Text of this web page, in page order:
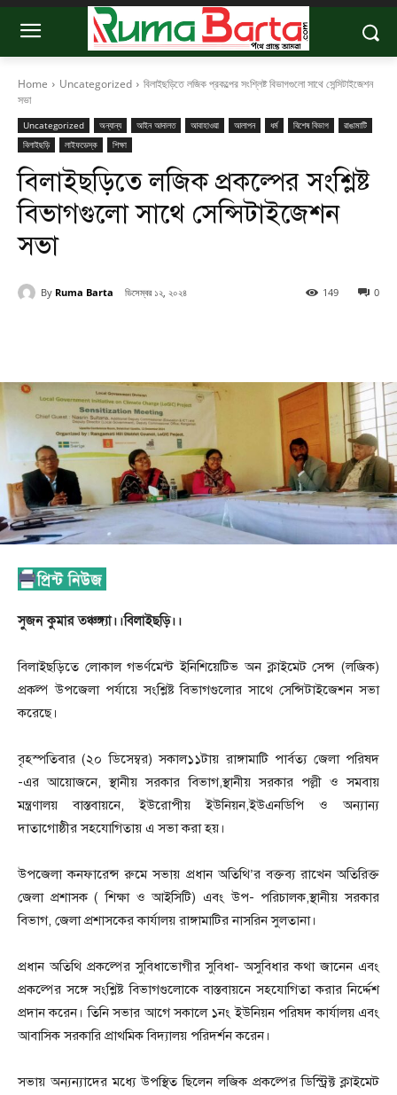
Home Uncategorized
বিলাইছড়িতে লজিক প্রকল্পের সংশ্লিষ্ট বিভাগগুলো সাথে সেন্সিটাইজেশন
সভা
Uncategorized অন্যান্য আইন আদালত আবাহাওয়া আলাপন ধর্ম বিশেষ বিভাগ
রাঙামাটি
বিলাইছড়ি
লাইফডেস্ক শিক্ষা
বিলাইছড়িতে লজিক প্রকল্পের সংশ্লিষ্ট
বিভাগগুলো সাথে সেন্সিটাইজেশন
সভা
By Ruma Barta ডিসেম্বর ১২, ২০২৪ 0
149
সুজন কুমার তঞ্চঙ্গ্যা।।বিলাইছড়ি।।
বিলাইছড়িতে লোকাল গভর্ণমেন্ট ইনিশিয়েটিভ অন ক্লাইমেট সেন্স (লজিক)
প্রকল্প উপজেলা পর্যায়ে সংশ্লিষ্ট বিভাগগুলোর সাথে সেন্সিটাইজেশন সভা
করেছে।
বৃহস্পতিবার (২০ ডিসেম্বর) সকাল১১টায় রাঙ্গামাটি পার্বত্য জেলা পরিষদ
-এর আয়োজনে, স্থানীয় সরকার বিভাগ,স্থানীয় সরকার পল্লী ও সমবায়
মন্ত্রণালয় বাস্তবায়নে, ইউরোপীয় ইউনিয়ন,ইউএনডিপি ও অন্যান্য
দাতাগোষ্ঠীর সহযোগিতায় এ সভা করা হয়।
উপজেলা কনফারেন্স রুমে সভায় প্রধান অতিথি’র বক্তব্য রাখেন অতিরিক্ত
জেলা প্রশাসক ( শিক্ষা ও আইসিটি) এবং উপ- পরিচালক,স্থানীয় সরকার
বিভাগ, জেলা প্রশাসকের কার্যালয় রাঙ্গামাটির নাসরিন সুলতানা।
প্রধান অতিথি প্রকল্পের সুবিধাভোগীর সুবিধা- অসুবিধার কথা জানেন এবং
প্রকল্পের সঙ্গে সংশ্লিষ্ট বিভাগগুলোকে বাস্তবায়নে সহযোগিতা করার নির্দ্দেশ
প্রদান করেন। তিনি সভার আগে সকালে ১নং ইউনিয়ন পরিষদ কার্যালয় এবং
আবাসিক সরকারি প্রাথমিক বিদ্যালয় পরিদর্শন করেন।
সভায় অন্যন্যাদের মধ্যে উপস্থিত ছিলেন লজিক প্রকল্পের ডিস্ট্রিক্ট ক্লাইমেট